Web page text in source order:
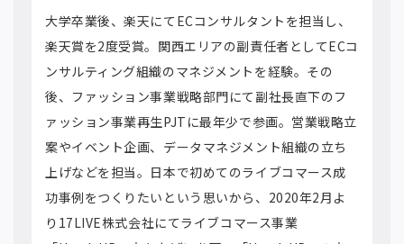
大学卒業後、楽天にてECコンサルタントを担当し、
楽天賞を2度受賞。関西エリアの副責任者としてECコ
ンサルティング組織のマネジメントを経験。その
後、ファッション事業戦略部門にて副社長直下のフ
ァッション事業再生PJTに最年少で参画。営業戦略立
案やイベント企画、データマネジメント組織の立ち
上げなどを担当。日本で初めてのライブコマース成
功事例をつくりたいという思いから、2020年2月よ
り17LIVE株式会社にてライブコマース事業